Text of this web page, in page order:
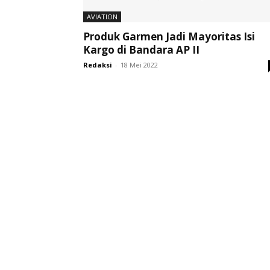
AVIATION
Produk Garmen Jadi Mayoritas Isi
Kargo di Bandara AP II
Redaksi - 18 Mei 2022